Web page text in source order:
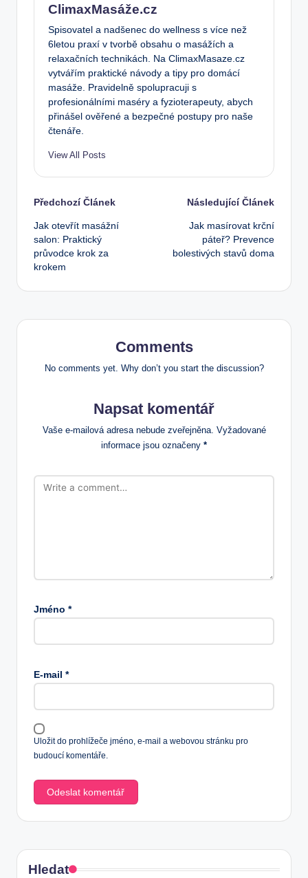
ClimaxMasáže.cz
Spisovatel a nadšenec do wellness s více než
6letou praxí v tvorbě obsahu o masážích a
relaxačních technikách. Na ClimaxMasaze.cz
vytvářím praktické návody a tipy pro domácí
masáže. Pravidelně spolupracuji s
profesionálními maséry a fyzioterapeuty, abych
přinášel ověřené a bezpečné postupy pro naše
čtenáře.
View All Posts
Post
navigation
Předchozí Článek
Jak otevřít masážní
salon: Praktický
průvodce krok za
krokem
Následující Článek
Jak masírovat krční
páteř? Prevence
bolestivých stavů doma
Comments
No comments yet. Why don’t you start the discussion?
Napsat komentář
Vaše e-mailová adresa nebude zveřejněna. Vyžadované
informace jsou označeny *
Jméno *
E-mail *
Uložit do prohlížeče jméno, e-mail a webovou stránku pro
budoucí komentáře.
Hledat